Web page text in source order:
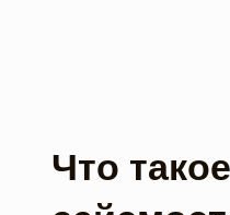
Что такое